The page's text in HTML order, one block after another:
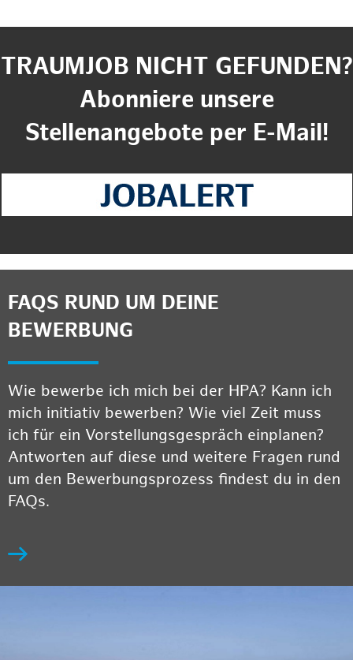
TRAUMJOB NICHT GEFUNDEN?
Abonniere unsere
Stellenangebote per E-Mail!
FAQS RUND UM DEINE
BEWERBUNG
Wie bewerbe ich mich bei der HPA? Kann ich
mich initiativ bewerben? Wie viel Zeit muss
ich für ein Vorstellungsgespräch einplanen?
Antworten auf diese und weitere Fragen rund
um den Bewerbungsprozess findest du in den
FAQs.